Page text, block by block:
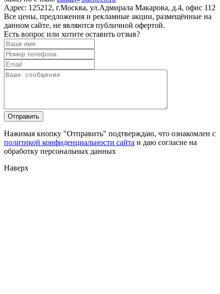
Адрес: 125212, г.Москва, ул.Адмирала Макарова, д.4, офис 112
Все цены, предложения и рекламные акции, размещённые на
данном сайте, не являются публичной офертой.
Есть вопрос или хотите оставить отзыв?
Нажимая кнопку "Отправить" подтверждаю, что ознакомлен с
политикой конфиденциальности сайта и даю согласие на
обработку персональных данных
Наверх